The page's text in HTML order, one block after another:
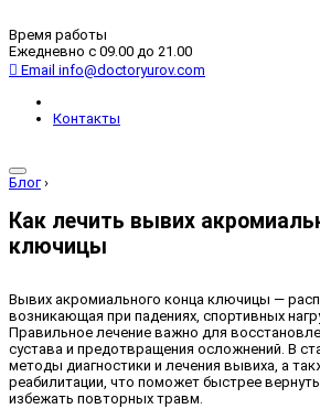
Время работы
Ежедневно с 09.00 до 21.00
Email info@doctoryurov.com
Контакты
Блог ›
Как лечить вывих
ключицы
Вывих акромиального конца ключицы —
возникающая при падениях, спортивных
Правильное лечение важно для
сустава и предотвращения осложнений. В
методы диагностики и лечения вывиха, а
реабилитации, что поможет быстрее
избежать повторных травм.